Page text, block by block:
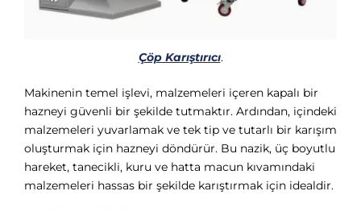
Çöp Karıştırıcı.
Makinenin temel işlevi, malzemeleri içeren kapalı bir
hazneyi güvenli bir şekilde tutmaktır. Ardından, içindeki
malzemeleri yuvarlamak ve tek tip ve tutarlı bir karışım
oluşturmak için hazneyi döndürür. Bu nazik, üç boyutlu
hareket, tanecikli, kuru ve hatta macun kıvamındaki
malzemeleri hassas bir şekilde karıştırmak için idealdir.